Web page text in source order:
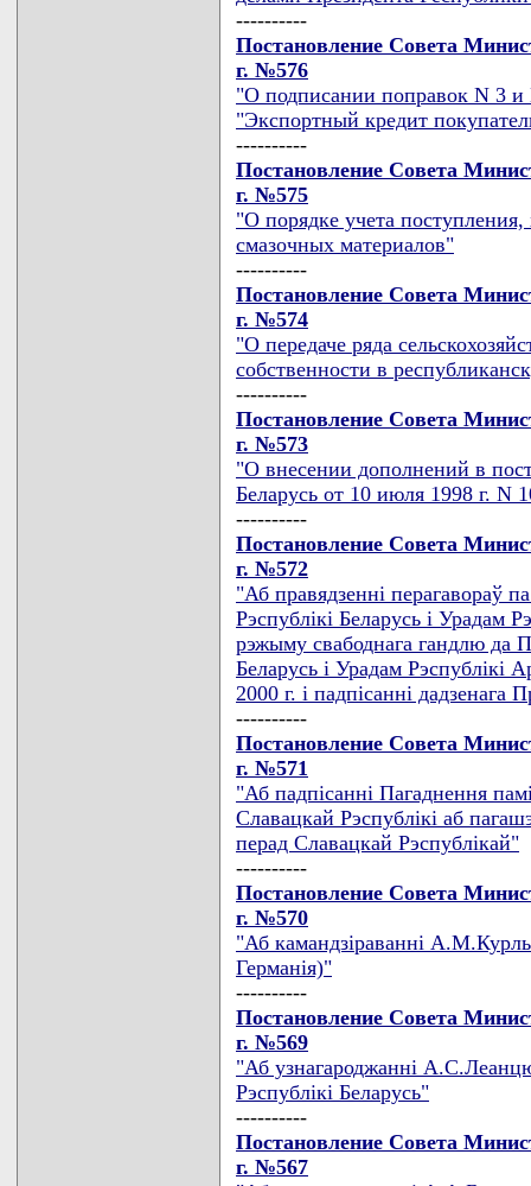
----------
Постановление Совета
г. №576
"О подписании поправок N 3
"Экспортный кредит
----------
Постановление Совета
г. №575
"О порядке учета
смазочных материалов"
----------
Постановление Совета
г. №574
"О передаче ряда
собственности в
----------
Постановление Совета
г. №573
"О внесении дополнений в
Беларусь от 10 июля 1998 г. N
----------
Постановление Совета
г. №572
"Аб правядзеннi перагавораў
Рэспублiкi Беларусь i Урадам
рэжыму свабоднага гандлю да
Беларусь i Урадам Рэспублiкi
2000 г. i падпiсаннi дадзенага
----------
Постановление Совета
г. №571
"Аб падпiсаннi Пагаднення
Славацкай Рэспублiкi аб
перад Славацкай Рэспублiкай"
----------
Постановление Совета
г. №570
"Аб камандзiраваннi
Германiя)"
----------
Постановление Совета
г. №569
"Аб узнагароджаннi
Рэспублiкi Беларусь"
----------
Постановление Совета
г. №567